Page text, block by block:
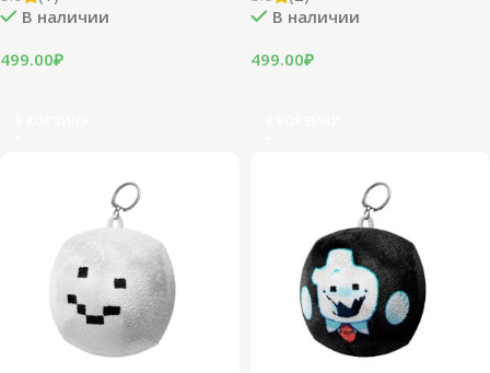
В наличии
499.00₽
В наличии
499.00₽